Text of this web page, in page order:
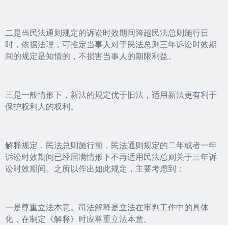
二是当民法通则规定的诉讼时效期间跨越民法总则施行日
时，依据法理，可推定当事人对于民法总则三年诉讼时效期
间的规定是知情的，不损害当事人的期限利益。
三是一般情形下，新法的规定优于旧法，适用新法更有利于
保护权利人的权利。
解释规定，民法总则施行前，民法通则规定的二年或者一年
诉讼时效期间已经届满情形下不再适用民法总则关于三年诉
讼时效期间。之所以作出如此规定，主要考虑到：
一是尊重立法本意。司法解释是立法在审判工作中的具体
化，在制定《解释》时应尊重立法本意。